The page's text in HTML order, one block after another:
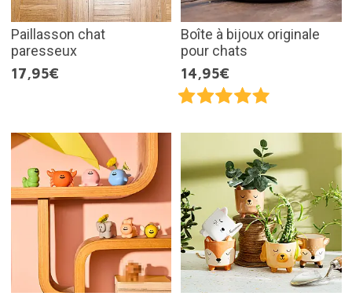
Paillasson chat
paresseux
17,95€
Boîte à bijoux originale
pour chats
14,95€